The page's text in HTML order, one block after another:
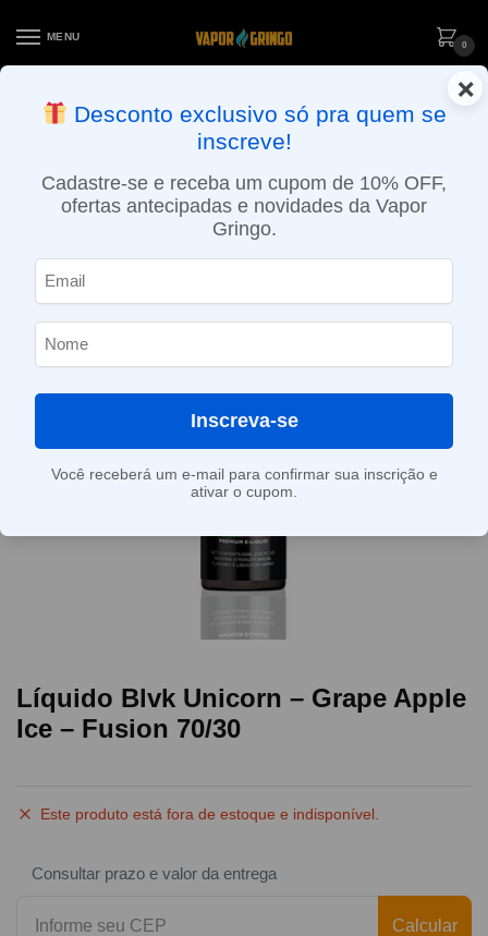
MENU
0
ENTREGA NO MESMO DIA EM SÃO PAULO (SEG A SEX): PEDIDOS
APROVADOS ATÉ 15:30 VIA MOTOBOY
Líquido Blvk Unicorn – Grape Apple
Ice – Fusion 70/30
Este produto está fora de estoque e indisponível.
Consultar prazo e valor da entrega
Calcular
×
Desconto exclusivo só pra quem se
inscreve!
Cadastre-se e receba um cupom de 10% OFF,
ofertas antecipadas e novidades da Vapor
Gringo.
Inscreva-se
Você receberá um e-mail para confirmar sua inscrição e
ativar o cupom.